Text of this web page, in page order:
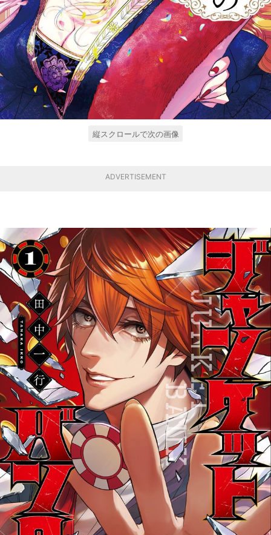
縦スクロールで次の画像
ADVERTISEMENT